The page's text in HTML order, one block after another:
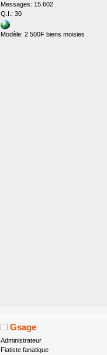
Messages: 15.602
Q.I.: 30
Modèle: 2 500F biens moisies
Gsage
Administrateur
Fiatiste fanatique